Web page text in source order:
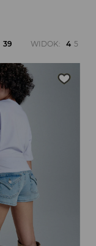
39 WIDOK: 4 5